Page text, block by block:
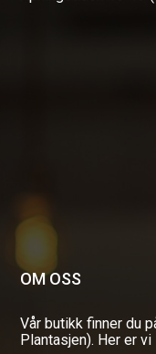
OM OSS
Vår butikk finner du
Plantasjen). Her er